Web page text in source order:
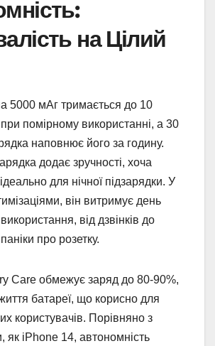
на Цілий
5000 мАг тримається до 10
помірному використанні, а 30
наповнює його за годину.
додає зручності, хоча
для нічної підзарядки. У
він витримує день
від дзвінків до
про розетку.
Care обмежує заряд до 80-90%,
батареї, що корисно для
користувачів. Порівняно з
як iPhone 14, автономність